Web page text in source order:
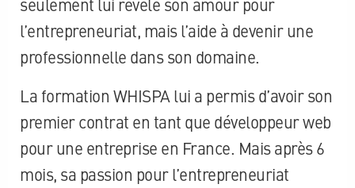
seulement lui révèle son amour pour
l’entrepreneuriat, mais l’aide à devenir une
professionnelle dans son domaine.
La formation WHISPA lui a permis d’avoir son
premier contrat en tant que développeur web
pour une entreprise en France. Mais après 6
mois, sa passion pour l’entrepreneuriat